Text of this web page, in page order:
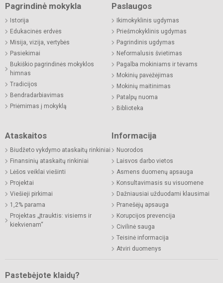
Pagrindinė mokykla
Istorija
Edukacinės erdvės
Misija, vizija, vertybės
Pasiekimai
Bukiškio pagrindinės mokyklos
himnas
Tradicijos
Bendradarbiavimas
Priėmimas į mokyklą
Paslaugos
Ikimokyklinis ugdymas
Priešmokyklinis ugdymas
Pagrindinis ugdymas
Neformalusis švietimas
Pagalba mokiniams ir tėvams
Mokinių pavėžėjimas
Mokinių maitinimas
Patalpų nuoma
Biblioteka
Ataskaitos
Biudžeto vykdymo ataskaitų rinkiniai
Finansinių ataskaitų rinkiniai
Lėšos veiklai viešinti
Projektai
Viešieji pirkimai
1,2% parama
Projektas „Įtrauktis: visiems ir
kiekvienam“
Informacija
Nuorodos
Laisvos darbo vietos
Asmens duomenų apsauga
Konsultavimasis su visuomene
Dažniausiai užduodami klausimai
Pranešėjų apsauga
Korupcijos prevencija
Civilinė sauga
Teisinė informacija
Atviri duomenys
Pastebėjote klaidų?